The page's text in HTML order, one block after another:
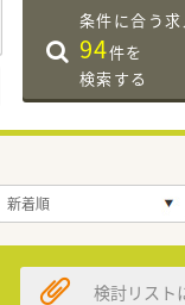
条件に合う求
94件を
検索する
検討リスト